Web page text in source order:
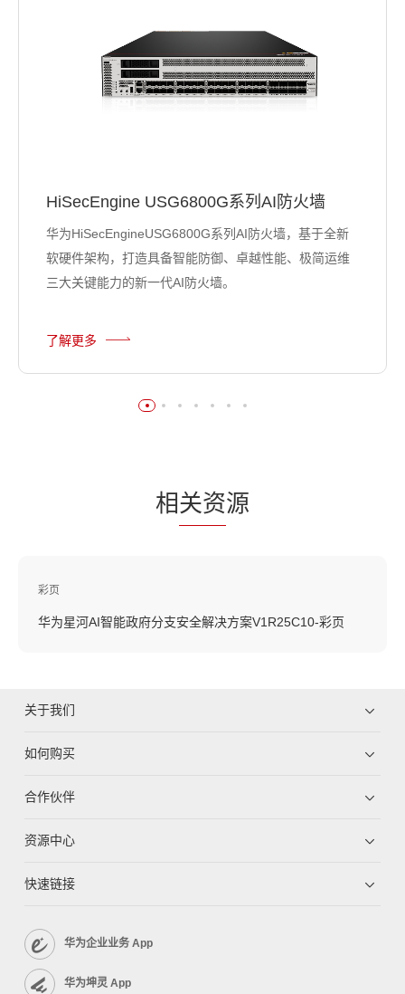
HiSecEngine USG6800G系列AI防火墙
华为HiSecEngineUSG6800G系列AI防火墙，基于全新
软硬件架构，打造具备智能防御、卓越性能、极简运维
三大关键能力的新一代AI防火墙。
了解更多
相关资源
彩页
华为星河AI智能政府分支安全解决方案V1R25C10-彩页
关于我们
如何购买
合作伙伴
资源中心
快速链接
华为企业业务 App
华为坤灵 App